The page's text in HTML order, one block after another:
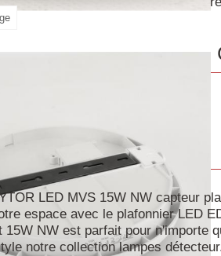
pour EDYTOR LED
plus
LED MVS 15W NW capteur
espace avec le plafonnier LED
15W NW est parfait pour n'importe
notre collection lampes